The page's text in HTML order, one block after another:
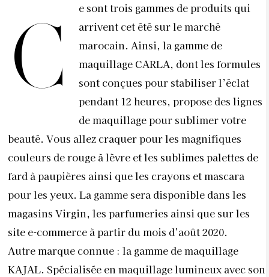
C
e sont trois gammes de produits qui
arrivent cet été sur le marché
marocain. Ainsi, la gamme de
maquillage CARLA, dont les formules
sont conçues pour stabiliser l’éclat
pendant 12 heures, propose des lignes
de maquillage pour sublimer votre
beauté. Vous allez craquer pour les magnifiques
couleurs de rouge à lèvre et les sublimes palettes de
fard à paupières ainsi que les crayons et mascara
pour les yeux. La gamme sera disponible dans les
magasins Virgin, les parfumeries ainsi que sur les
site e-commerce à partir du mois d’août 2020.
Autre marque connue : la gamme de maquillage
KAJAL. Spécialisée en maquillage lumineux avec son